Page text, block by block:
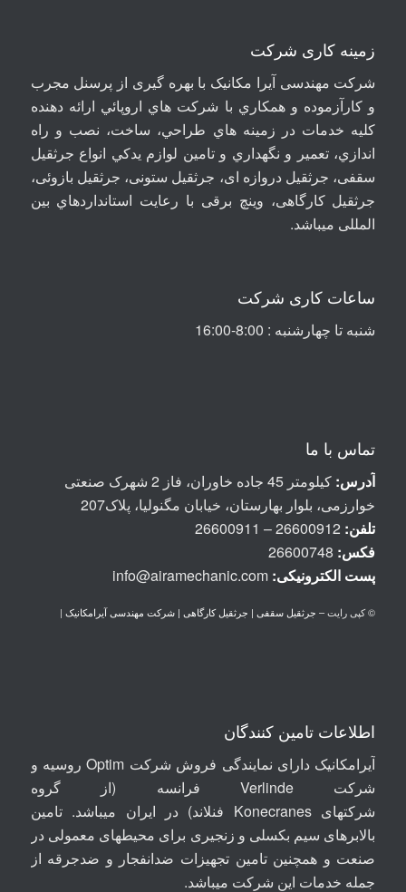
زمینه کاری شرکت
شرکت مهندسی آيرا مکانيک با بهره گیری از پرسنل مجرب
و کارآزموده و همکاري با شرکت هاي اروپائي ارائه دهنده
کلیه خدمات در زمينه هاي طراحي، ساخت، نصب و راه
اندازي، تعمير و نگهداري و تامين لوازم يدکي انواع جرثقيل
سقفی، جرثقيل دروازه ای، جرثقيل ستونی، جرثقيل بازوئی،
جرثقیل کارگاهی، وینچ برقی با رعايت استانداردهاي بين
المللی ميباشد.
ساعات کاری شرکت
شنبه تا چهارشنبه : 8:00-16:00
تماس با ما
آدرس:
کیلومتر 45 جاده خاوران، فاز 2 شهرک صنعتی
خوارزمی، بلوار بهارستان، خیابان مگنولیا، پلاک207
تلفن:
فکس:
پست الكترونيكی:
© کپی رایت – جرثقیل سقفی | جرثقیل کارگاهی | شرکت مهندسی آیرامکانیک|
اطلاعات تامین کنندگان
آیرامکانیک دارای نمایندگی فروش شرکت Optim روسیه
و
شرکتVerlinde فرانسه (از گروه
شرکتهایKonecranes فنلاند) در ایران میباشد. تامین
بالابرهای سیم بکسلی و زنجیری برای محیطهای معمولی در
صنعت و همچنین تامین تجهیزات ضدانفجار و ضدجرقه از
جمله خدمات این شرکت میباشد.